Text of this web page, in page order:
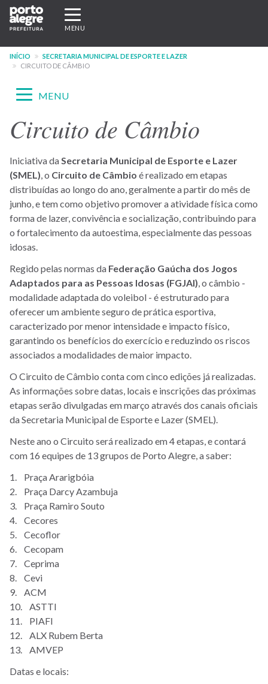
Pular
para
conteúdo
principal
Expandir/recolher
navegação
MENU
INÍCIO
SECRETARIA MUNICIPAL DE ESPORTE E LAZER
CIRCUITO DE CÂMBIO
Menu
site
SMEL
Expandir/recolher
MENU
Circuito de Câmbio
Iniciativa daSecretaria Municipal de Esporte e Lazer
(SMEL), o Circuito de Câmbio é realizado em etapas
distribuídas ao longo do ano, geralmente a partir do mês de
junho, e tem como objetivo promover a atividade física como
forma de lazer, convivência e socialização, contribuindo para
o fortalecimento da autoestima, especialmente das pessoas
idosas.
Regido pelas normas da Federação Gaúcha dos Jogos
Adaptados para as Pessoas Idosas (FGJAI), o câmbio -
modalidade adaptada do voleibol - é estruturado para
oferecer um ambiente seguro de prática esportiva,
caracterizado por menor intensidade e impacto físico,
garantindo os benefícios do exercício e reduzindo os riscos
associados a modalidades de maior impacto.
O Circuito de Câmbio conta com cinco edições já realizadas.
As informações sobre datas, locais e inscrições das próximas
etapas serão divulgadas em março através dos canais oficiais
da Secretaria Municipal de Esporte e Lazer (SMEL).
Neste ano o Circuito será realizado em 4 etapas, e contará
com 16 equipes de 13 grupos de Porto Alegre, a saber:
1. Praça Ararigbóia
2. Praça Darcy Azambuja
3. Praça Ramiro Souto
4. Cecores
5. Cecoflor
6. Cecopam
7. Ceprima
8. Cevi
9. ACM
10. ASTTI
11. PIAFI
12. ALX Rubem Berta
13. AMVEP
Datas e locais: